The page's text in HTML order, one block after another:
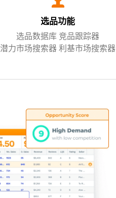
选品功能
选品数据库 竞品跟踪器
潜力市场搜索器 利基市场搜索器